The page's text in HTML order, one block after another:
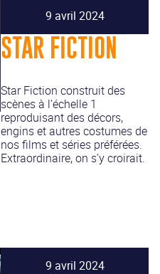
9 avril 2024
STAR FICTION
Star Fiction construit des
scènes à l’échelle 1
reproduisant des décors,
engins et autres costumes de
nos films et séries préférées.
Extraordinaire, on s’y croirait.
9 avril 2024